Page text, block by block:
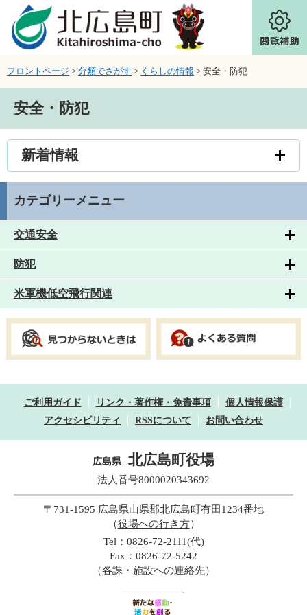
ページの先頭です。
メニューを飛ばして本文へ
フロントページ > 分類でさがす > くらしの情報 > 安全・防犯
安全・防犯
新着情報
カテゴリーメニュー
交通安全
防犯
米軍機低空飛行関連
ご利用ガイド リンク・著作権・免責事項
個人情報保護
アクセシビリティ
RSSについて お問い合わせ
広島県 北広島町役場
法人番号8000020343692
〒731-1595 広島県山県郡北広島町有田1234番地
（役場への行き方）
Tel：0826-72-2111(代)
Fax：0826-72-5242
（各課・施設への連絡先）